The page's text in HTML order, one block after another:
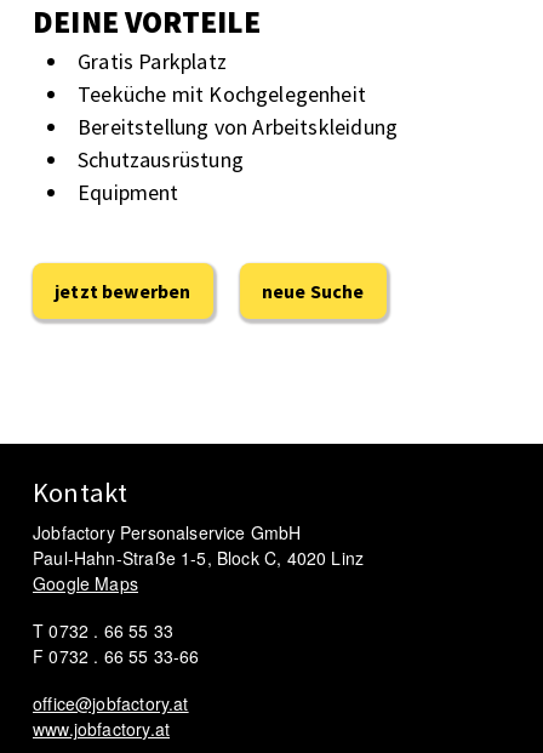
DEINE VORTEILE
Gratis Parkplatz
Teeküche mit Kochgelegenheit
Bereitstellung von Arbeitskleidung
Schutzausrüstung
Equipment
jetzt bewerben neue Suche
Kontakt
Jobfactory Personalservice GmbH
Paul-Hahn-Straße 1-5, Block C, 4020 Linz
Google Maps
T 0732 . 66 55 33
F 0732 . 66 55 33-66
office@jobfactory.at
www.jobfactory.at